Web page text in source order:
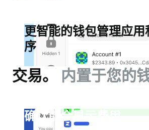
更智能的钱包管理应用
序
交易。 内置于您的
确认前会显示费用